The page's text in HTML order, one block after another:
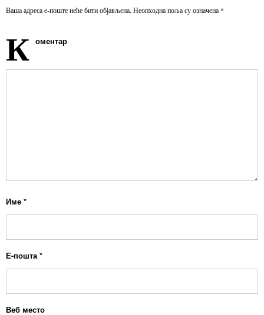
Ваша адреса е-поште неће бити објављена. Неопходна поља су означена *
К оментар
Име *
Е-пошта*
Веб место